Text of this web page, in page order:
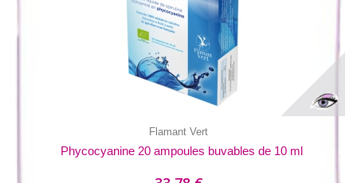
Flamant Vert
Phycocyanine 20 ampoules buvables de 10 ml